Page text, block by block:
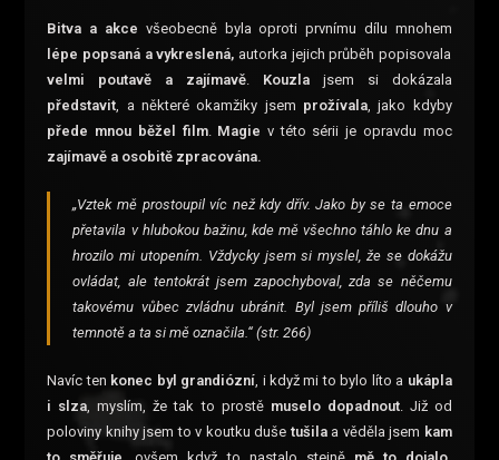
Bitva a akce všeobecně byla oproti prvnímu dílu mnohem
lépe popsaná a vykreslená, autorka jejich průběh popisovala
velmi poutavě a zajímavě
Kouzlajsem si dokázala
představit , a některé okamžiky jsem prožívala, jako kdyby
přede mnou běžel film. Magie v této sérii je opravdu moc
zajímavě a osobitě zpracována.
„Vztek mě prostoupil víc než kdy dřív. Jako by se ta emoce
přetavila v hlubokou bažinu, kde mě všechno táhlo ke dnu a
hrozilo mi utopením. Vždycky jsem si myslel, že se dokážu
ovládat, ale tentokrát jsem zapochyboval, zda se něčemu
takovému vůbec zvládnu ubránit. Byl jsem příliš dlouho v
temnotě a ta si mě označila.“ (str. 266)
Navíc ten konec byl grandiózní , i když mi to bylo líto a ukápla
i slza , myslím, že tak to prostě muselo dopadnout. Již od
poloviny knihy jsem to v koutku duše tušilaa věděla jsem kam